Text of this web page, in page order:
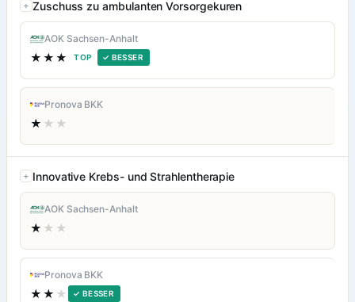
Zuschuss zu ambulanten Vorsorgekuren
AOK Sachsen-Anhalt
★★★ TOP ✓ BESSER
Pronova BKK
★ ★★
Innovative Krebs- und Strahlentherapie
AOK Sachsen-Anhalt
★ ★★
Pronova BKK
★★ ★ ✓ BESSER